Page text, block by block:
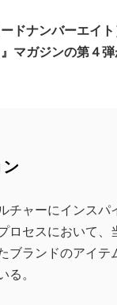
ドナンバーエイ
マガジンの第４
ャーにインス
セスにおいて
ランドのアイ
。